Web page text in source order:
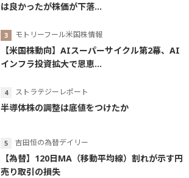
は良かったが株価が下落...
モトリーフール米国株情報
【米国株動向】AIスーパーサイクル第2幕、AI
インフラ投資拡大で恩恵...
ストラテジーレポート
半導体株の調整は底値をつけたか
吉田恒の為替デイリー
【為替】120日MA（移動平均線）割れが示す円
売り取引の損失